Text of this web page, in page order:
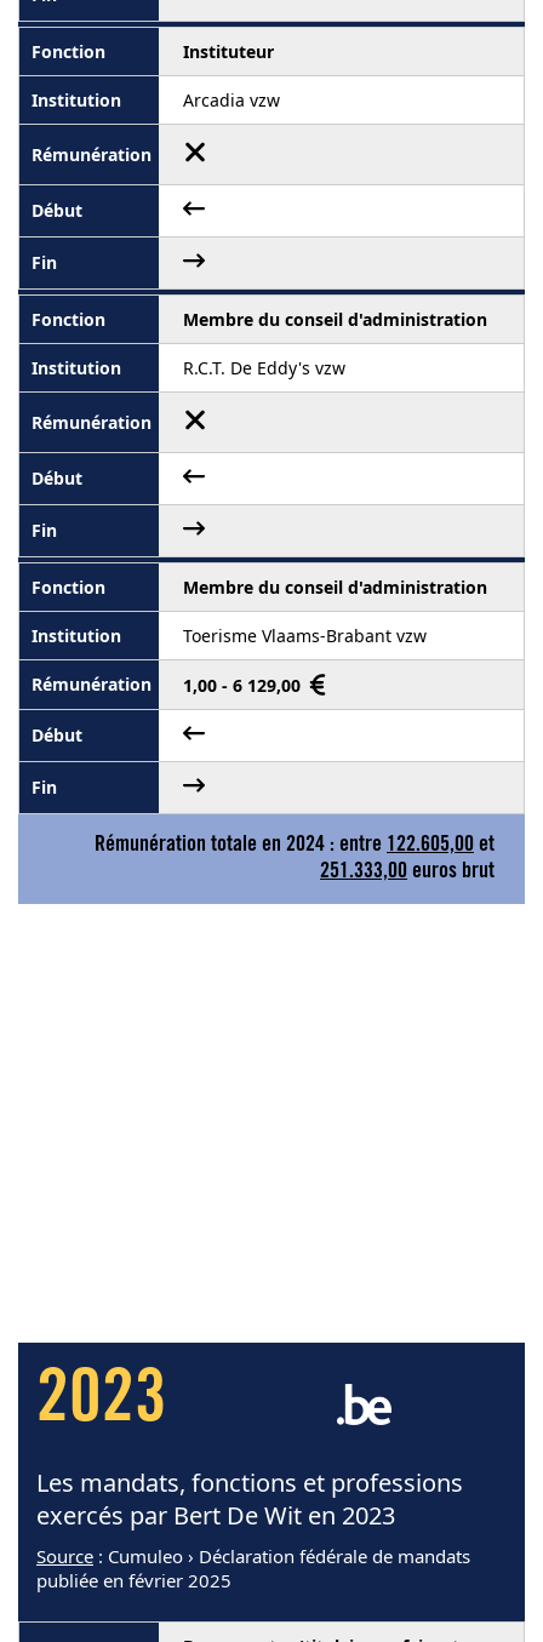
Instituteur
Arcadia vzw
Membre du conseil d'administration
R.C.T. De Eddy's vzw
Membre du conseil d'administration
Toerisme Vlaams-Brabant vzw
1,00 - 6 129,00
Rémunération totale en 2024 : entre 122.605,00 et
251.333,00 euros brut
2023
Les mandats, fonctions et professions
exercés par Bert De Wit en 2023
Source : Cumuleo › Déclaration fédérale de mandats
publiée en février 2025